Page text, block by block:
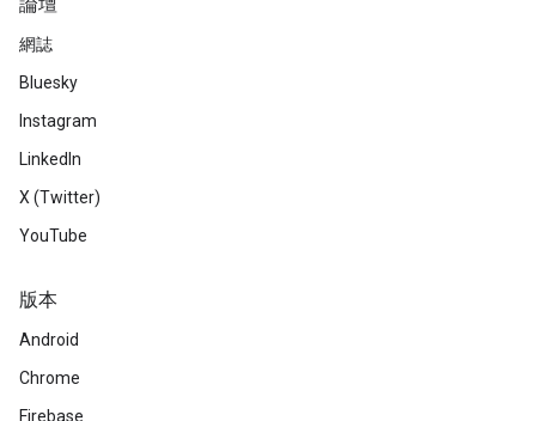
論壇
網誌
Bluesky
Instagram
LinkedIn
X (Twitter)
YouTube
版本
Android
Chrome
Firebase